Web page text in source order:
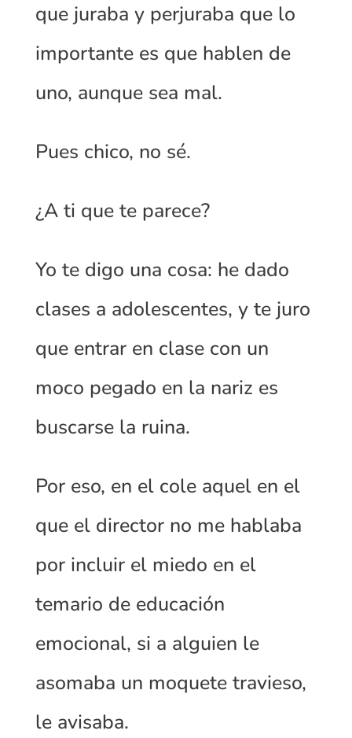
que juraba y perjuraba que lo
importante es que hablen de
uno, aunque sea mal.
Pues chico, no sé.
¿A ti que te parece?
Yo te digo una cosa: he dado
clases a adolescentes, y te juro
que entrar en clase con un
moco pegado en la nariz es
buscarse la ruina.
Por eso, en el cole aquel en el
que el director no me hablaba
por incluir el miedo en el
temario de educación
emocional, si a alguien le
asomaba un moquete travieso,
le avisaba.